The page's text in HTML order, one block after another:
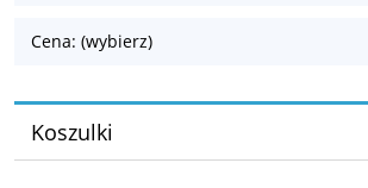
Cena: (wybierz)
Koszulki